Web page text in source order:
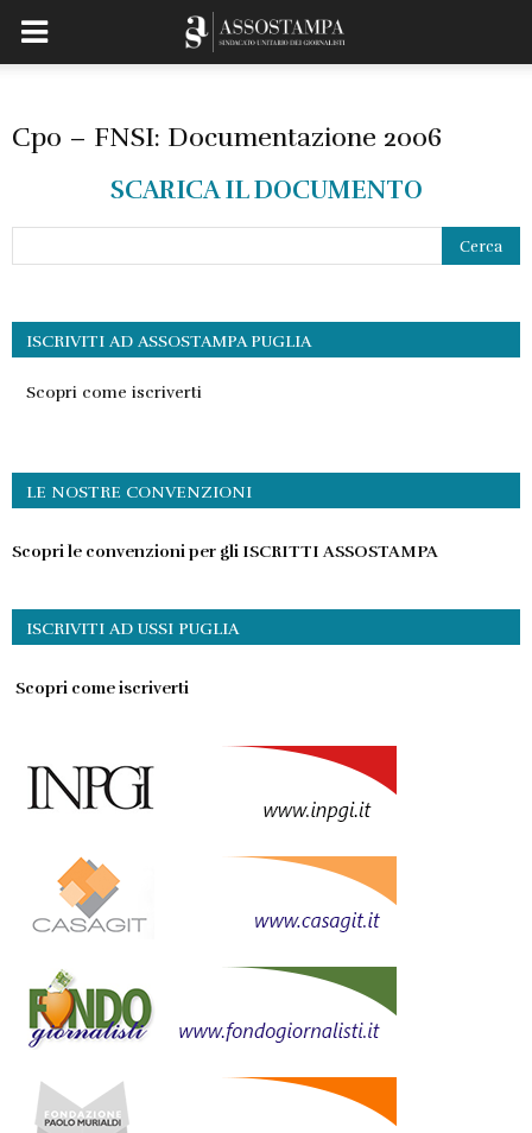
Cpo – FNSI: Documentazione 2006
SCARICA IL DOCUMENTO
ISCRIVITI AD ASSOSTAMPA PUGLIA
Scopri come iscriverti
LE NOSTRE CONVENZIONI
Scopri le convenzioni per gli ISCRITTI ASSOSTAMPA
ISCRIVITI AD USSI PUGLIA
Scopri come iscriverti